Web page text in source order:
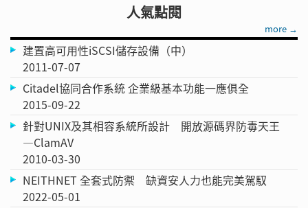
人氣點閱
more →
建置高可用性iSCSI儲存設備（中）
2011-07-07
Citadel協同合作系統 企業級基本功能一應俱全
2015-09-22
針對UNIX及其相容系統所設計 開放源碼界防毒天王
—ClamAV
2010-03-30
NEITHNET 全套式防禦 缺資安人力也能完美駕馭
2022-05-01